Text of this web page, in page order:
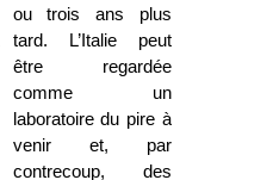
ou trois ans plus
tard. L’Italie peut
être regardée
comme un
laboratoire du pire à
venir et, par
contrecoup, des